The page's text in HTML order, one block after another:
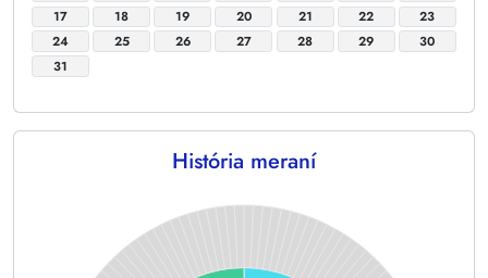
17
18 19 20 21 22
23
24
25 26 27 28 29
30
31
História meraní
Chart with 128 data points.